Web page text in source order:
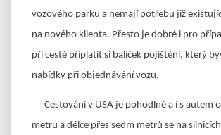
vozového parku a nemají potřebu již
na nového klienta. Přesto je dobré i pro
při cestě připlatit si balíček pojištění, který
nabídky při objednávání vozu.
Cestování v USA je pohodlné a i s autem
metru a délce přes sedm metrů se na